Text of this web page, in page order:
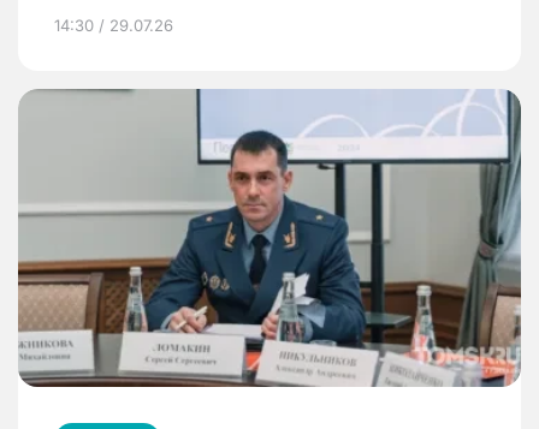
14:30 / 29.07.26